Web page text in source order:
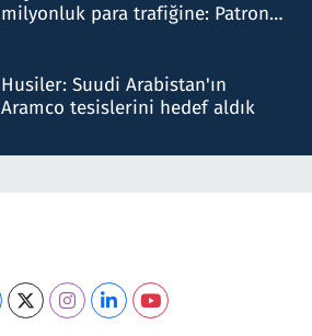
milyonluk para trafiğine: Patron
Husiler: Suudi Arabistan'ın
Aramco tesislerini hedef aldık